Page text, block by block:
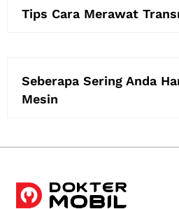
Tips Cara Merawat
Seberapa Sering Anda
Mesin